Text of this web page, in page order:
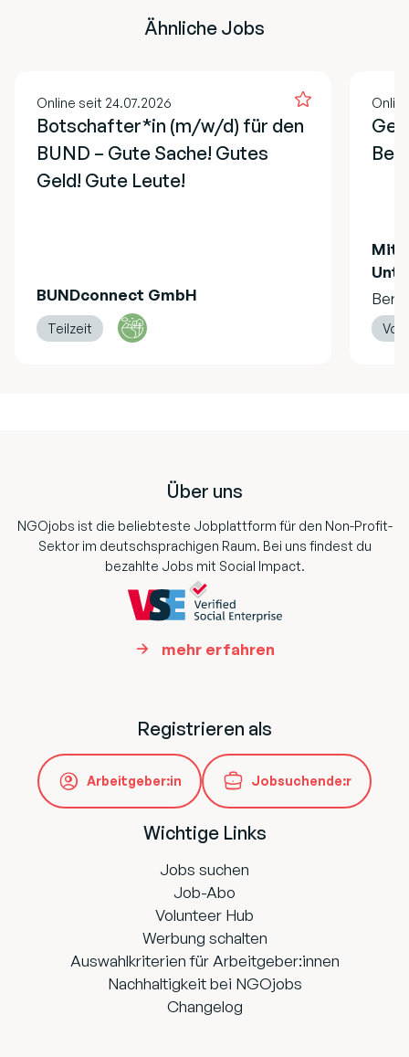
Ähnliche Jobs
Online seit 24.07.2026
Botschafter*in (m/w/d) für den
BUND – Gute Sache! Gutes
Geld! Gute Leute!
BUNDconnect GmbH
Teilzeit
Über uns
NGOjobs ist die beliebteste Jobplattform für den Non-Profit-
Sektor im deutschsprachigen Raum. Bei uns findest du
bezahlte Jobs mit Social Impact.
mehr erfahren
Registrieren als
Arbeitgeber:in Jobsuchende:r
Wichtige Links
Jobs suchen
Job-Abo
Volunteer Hub
Werbung schalten
Auswahlkriterien für Arbeitgeber:innen
Nachhaltigkeit bei NGOjobs
Changelog